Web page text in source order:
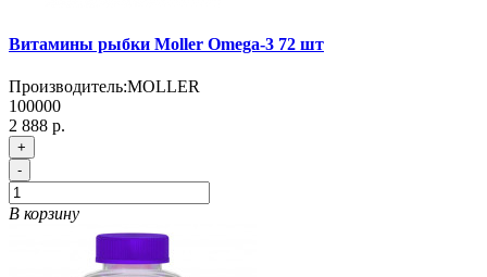
Витамины рыбки Moller Omega-3 72 шт
Производитель:MOLLER
100000
2 888 р.
+
-
В корзину